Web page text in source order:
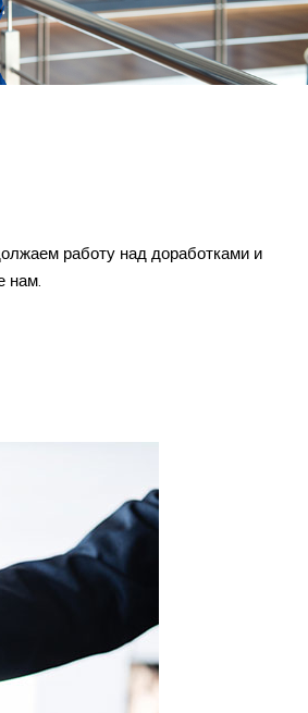
работу над доработками и
нам.